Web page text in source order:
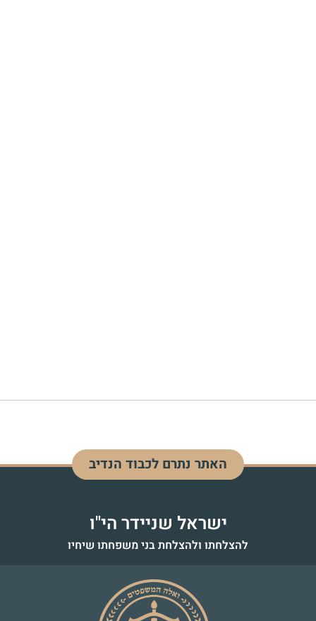
דוד בן מנחם
האתר נתרם לכבוד הנדיב
ישראל שניידר הי"ו
להצלחתו ולהצלחת בני משפחתו שיחיו